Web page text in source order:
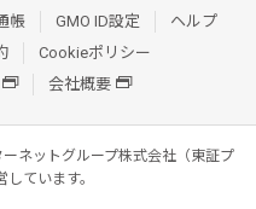
帳 GMO ID設定
ヘルプ
Cookieポリシー
会社概要
ーネットグループ株式会社（東証プ
ています。